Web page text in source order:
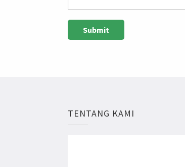
TENTANG KAMI